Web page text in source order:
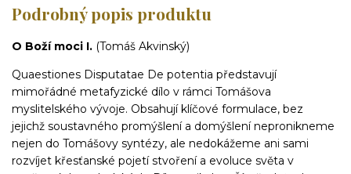
Podrobný popis produktu
O Boží moci I. (Tomáš Akvinský)
Quaestiones Disputatae De potentia představují
mimořádné metafyzické dílo v rámci Tomášova
myslitelského vývoje. Obsahují klíčové formulace, bez
jejichž soustavného promýšlení a domýšlení nepronikneme
nejen do Tomášovy syntézy, ale nedokážeme ani sami
rozvíjet křesťanské pojetí stvoření a evoluce světa v